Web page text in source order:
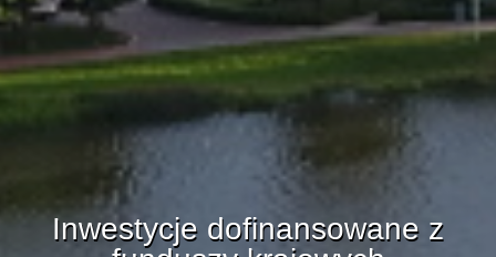
Inwestycje dofinansowane z